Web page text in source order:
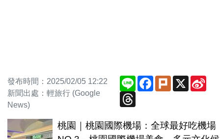
發布時間：2025/02/05 12:22
新聞出處：輕旅行 (Google
News)
Line Facebook
Plurk X
桃園｜桃園國際機場：全球最好吃機場